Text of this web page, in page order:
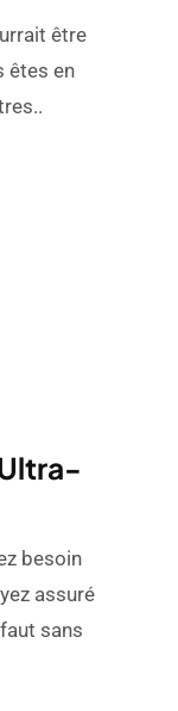
être
êtes en
besoin
assuré
sans